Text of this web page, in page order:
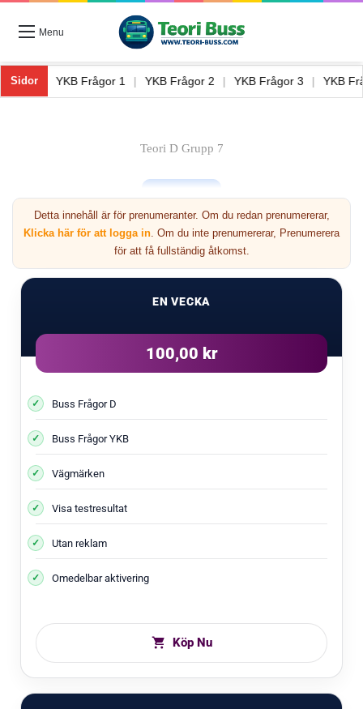
Menu
Sidor
Buss 8 | YKB Frågor 1 | YKB Frågor 2 | YKB Frågor 3 |
Teori D Grupp 7
Nästa
7
Förre
Detta innehåll är för prenumeranter. Om du redan prenumererar,
Klicka här för att logga in . Om du inte prenumererar, Prenumerera
för att få fullständig åtkomst.
EN VECKA
100,00 kr
Buss Frågor D
Buss Frågor YKB
Vägmärken
Visa testresultat
Utan reklam
Omedelbar aktivering
Köp Nu